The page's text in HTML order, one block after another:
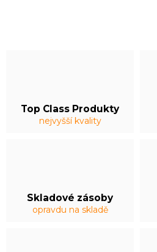
Top Class Produkty
nejvyšší kvality
Skladové zásoby
opravdu na skladě